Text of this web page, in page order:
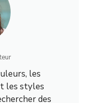
les
les styles
des